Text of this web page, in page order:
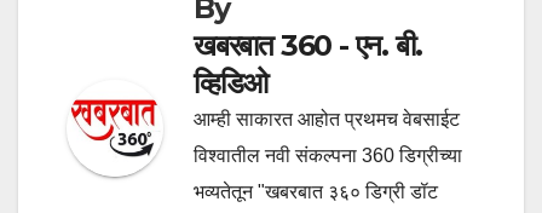
By
खबरबात 360 - एन. बी.
व्हिडिओ
आम्ही साकारत आहोत प्रथमच वेबसाईट
विश्वातील नवी संकल्पना 360 डिग्रीच्या
भव्यतेतून "खबरबात ३६० डिग्री डॉट